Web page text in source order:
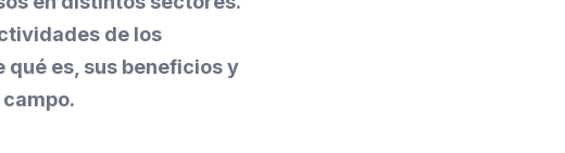
de los
es, sus beneficios y